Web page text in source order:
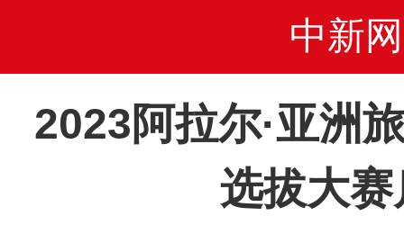
中新网
2023阿拉尔·亚洲
选拔大赛